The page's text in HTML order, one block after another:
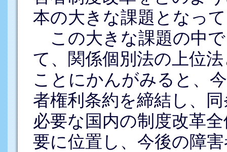
本の大きな課題となっ
この大きな課題の中
て、関係個別法の上位
ことにかんがみると、
者権利条約を締結し、
必要な国内の制度改革
要に位置し、今後の障